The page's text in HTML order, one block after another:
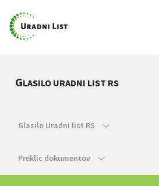
GLASILO URADNI LIST RS
Glasilo Uradni list RS
Preklic dokumentov